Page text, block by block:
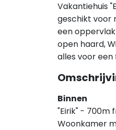
Vakantiehuis
geschikt voor
een
open haard,
alles voor een
Binnen
"Eirik" - 700m
Woonkamer